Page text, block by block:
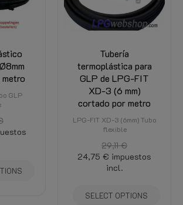
GLP
Tubería
termoplástica para
GLP de LPG-FIT
XD-3 (6 mm)
cortado por metro
LPG-FIT XD-3 (6mm) Tubo
flexible
29,11 €
24,75 € impuestos
incl.
SELECT OPTIONS